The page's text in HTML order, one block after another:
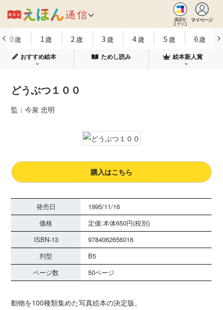
講談社
コクリコ
マイページ
0歳 1歳 2 歳 3歳 4歳 5歳 6歳
おすすめ絵本 ためし読み 絵本新人賞
どうぶつ１００
監：今泉 忠明
購入はこちら
発売日
1995/11/16
価格
定価:本体650円(税別)
ISBN-13
9784062656016
判型
B5
ページ数
50ページ
動物を100種類集めた写真絵本の決定版。